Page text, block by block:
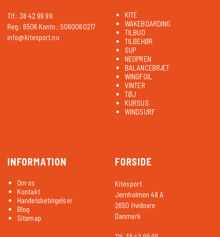
Tlf.: 38 42 99 99
Reg.: 6506 Konto.: 5060060217
info@kitesport.nu
KITE
WAKEBOARDING
TILBUD
TILBEHØR
SUP
NEOPREN
BALANCEBRÆT
WINGFOIL
VINTER
TØJ
KURSUS
WINDSURF
INFORMATION
Om os
Kontakt
Handelsbetingelser
Blog
Sitemap
FORSIDE
Kitesport
Jernholmen 48 A
2650 Hvidovre
Danmark